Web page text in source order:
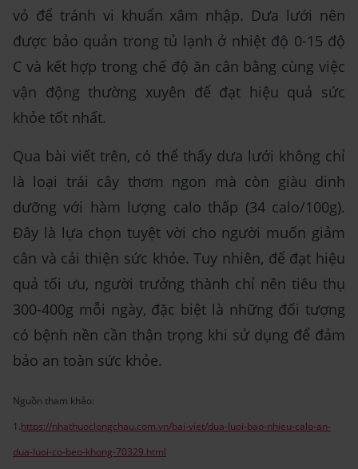
vỏ để tránh vi khuẩn xâm nhập. Dưa lưới nên
được bảo quản trong tủ lạnh ở nhiệt độ 0-15 độ
C và kết hợp trong chế độ ăn cân bằng cùng việc
vận động thường xuyên để đạt hiệu quả sức
khỏe tốt nhất.
Qua bài viết trên, có thể thấy dưa lưới không chỉ
là loại trái cây thơm ngon mà còn giàu dinh
dưỡng với hàm lượng calo thấp (34 calo/100g).
Đây là lựa chọn tuyệt vời cho người muốn giảm
cân và cải thiện sức khỏe. Tuy nhiên, để đạt hiệu
quả tối ưu, người trưởng thành chỉ nên tiêu thụ
300-400g mỗi ngày, đặc biệt là những đối tượng
có bệnh nền cần thận trọng khi sử dụng để đảm
bảo an toàn sức khỏe.
Nguồn tham khảo:
1.https://nhathuoclongchau.com.vn/bai-viet/dua-luoi-bao-nhieu-calo-an-
dua-luoi-co-beo-khong-70329.html